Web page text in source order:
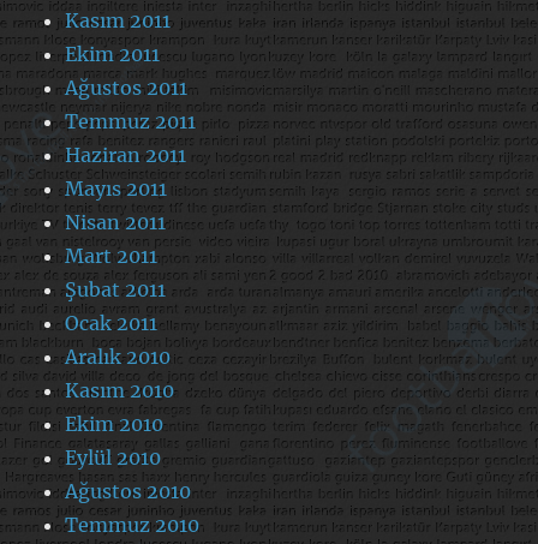
Kasım 2011
Ekim 2011
Ağustos 2011
Temmuz 2011
Haziran 2011
Mayıs 2011
Nisan 2011
Mart 2011
Şubat 2011
Ocak 2011
Aralık 2010
Kasım 2010
Ekim 2010
Eylül 2010
Ağustos 2010
Temmuz 2010